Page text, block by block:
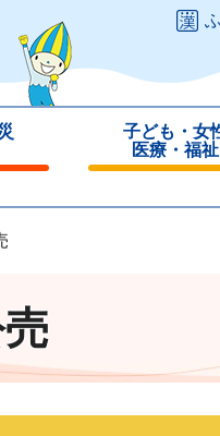
子ども・女
医療・福祉
じ